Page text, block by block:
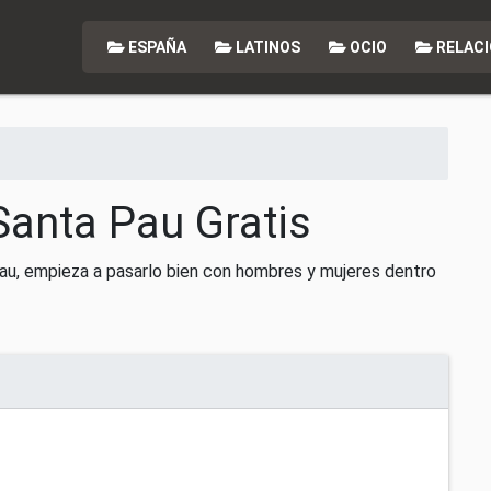
ESPAÑA LATINOS OCIO
Pau Gratis
empieza a pasarlo bien con hombres y mujeres dentro